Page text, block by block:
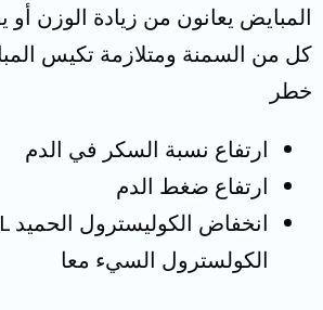
المبايض يعانون من زيادة الوزن
كل من السمنة ومتلازمة تكيس
خطر
ارتفاع نسبة السكر في الدم
ارتفاع ضغط الدم
الكولسترول السيء معا